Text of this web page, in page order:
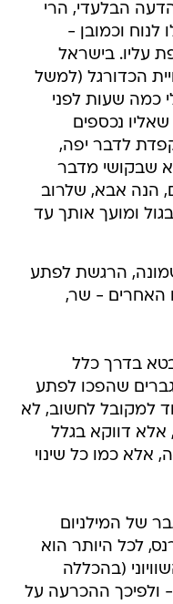
הבלעדי, הרי
וכמובן -
עליו. בישראל
הכדורגל (למשל
כמה שעות לפני
נכספים
לדבר יפה,
שבקושי מדבר
הנה אבא, שלרוב
בגול ומועך אותך עד
הרגשת לפתע
האחרים - שר,
בדרך כלל
שהפכו לפתע
למקובל לחשוב, לא
אלא דווקא בגלל
אלא כמו כל שינוי
של המילניום
לכל היותר הוא
(בהכללה
- ולפיכך ההכרעה על